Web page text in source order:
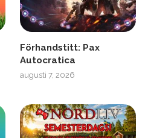
Förhandstitt: Pax
Autocratica
augusti 7, 2026